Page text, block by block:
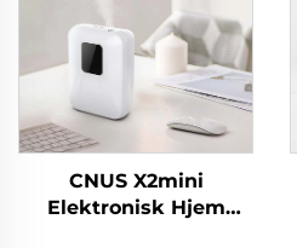
CNUS X2mini
Elektronisk Hjem